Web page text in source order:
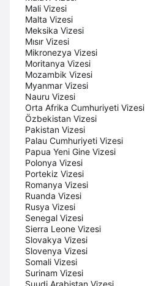
Mali Vizesi
Malta Vizesi
Meksika Vizesi
Mısır Vizesi
Mikronezya Vizesi
Moritanya Vizesi
Mozambik Vizesi
Myanmar Vizesi
Nauru Vizesi
Orta Afrika Cumhuriyeti Vizesi
Özbekistan Vizesi
Pakistan Vizesi
Palau Cumhuriyeti Vizesi
Papua Yeni Gine Vizesi
Polonya Vizesi
Portekiz Vizesi
Romanya Vizesi
Ruanda Vizesi
Rusya Vizesi
Senegal Vizesi
Sierra Leone Vizesi
Slovakya Vizesi
Slovenya Vizesi
Somali Vizesi
Surinam Vizesi
Suudi Arabistan Vizesi